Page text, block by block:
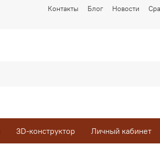
Контакты Блог Новости
3D-конструктор Личный кабинет